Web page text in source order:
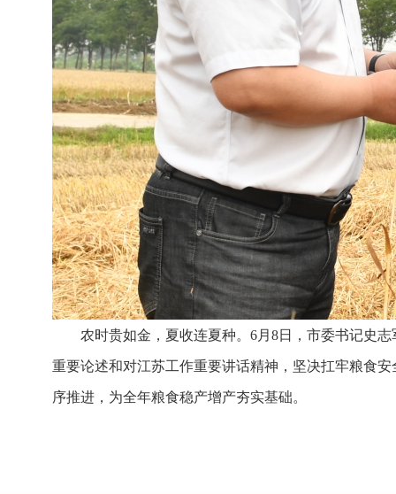
农时贵如金，夏收连夏种。6月8日，市委书记史
重要论述和对江苏工作重要讲话精神，坚决扛牢粮食
序推进，为全年粮食稳产增产夯实基础。